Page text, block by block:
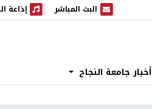
البث المباشر
البث المباشر إذاعة
إذاعة النجاح
أخبار جامعة النجاح